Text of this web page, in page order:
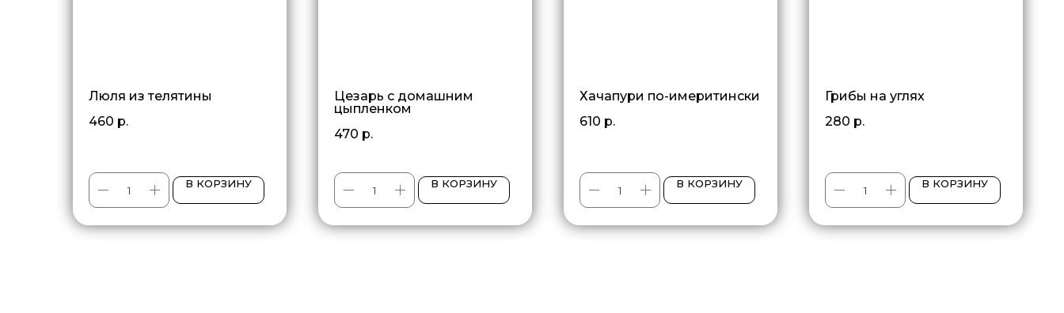
Люля из телятины
460 р.
В КОРЗИНУ
Цезарь с домашним
цыпленком
470 р.
В КОРЗИНУ
Хачапури по-имеритински
610 р.
В КОРЗИНУ
Грибы на углях
280 р.
В КОРЗИНУ